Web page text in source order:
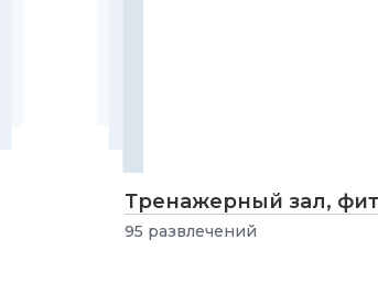
Тренажерный зал,
95 развлечений